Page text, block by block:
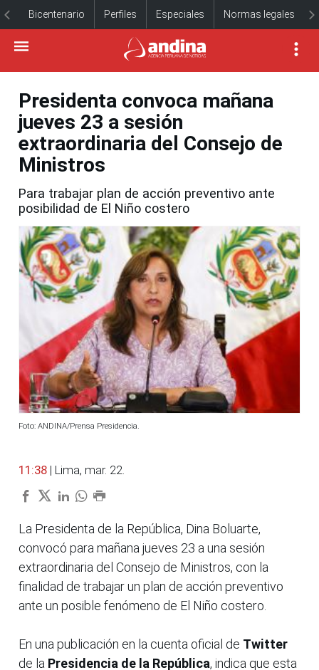
Bicentenario Perfiles Especiales Normas legales
Presidenta convoca mañana
jueves 23 a sesión
extraordinaria del Consejo de
Ministros
Para trabajar plan de acción preventivo ante
posibilidad de El Niño costero
Foto: ANDINA/Prensa Presidencia.
11:38 | Lima, mar. 22.
La Presidenta de la República, Dina Boluarte,
convocó para mañana jueves 23 a una sesión
extraordinaria del Consejo de Ministros, con la
finalidad de trabajar un plan de acción preventivo
ante un posible fenómeno de El Niño costero.
En una publicación en la cuenta oficial de Twitter
de la Presidencia de la República, indica que esta